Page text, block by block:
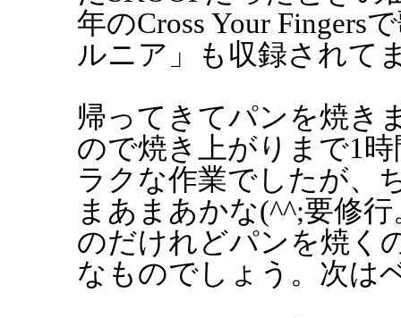
年のCross Your Fingers
ルニア」も収録されて
帰ってきてパンを焼き
ので焼き上がりまで1
ラクな作業でしたが、
まあまあかな(^^;要修
のだけれどパンを焼く
なものでしょう。次は